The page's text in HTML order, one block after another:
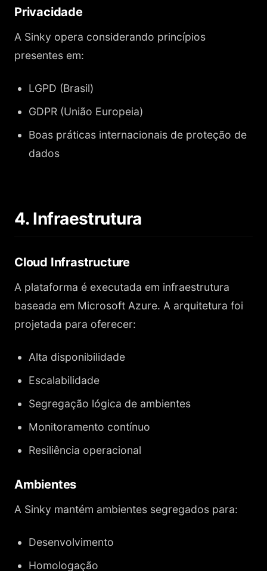
Privacidade
A Sinky opera considerando princípios
presentes em:
LGPD (Brasil)
GDPR (União Europeia)
Boas práticas internacionais de proteção de
dados
4. Infraestrutura
Cloud Infrastructure
A plataforma é executada em infraestrutura
baseada em Microsoft Azure. A arquitetura foi
projetada para oferecer:
Alta disponibilidade
Escalabilidade
Segregação lógica de ambientes
Monitoramento contínuo
Resiliência operacional
Ambientes
A Sinky mantém ambientes segregados para:
Desenvolvimento
Homologação